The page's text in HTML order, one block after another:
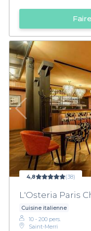
4,8 (38)
L'Osteria Paris
Cuisine italienne
10 - 200 pers.
Saint-Merri